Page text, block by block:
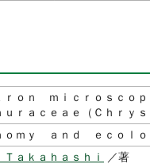
ｒｏｎ ｍｉｃｒｏｓｃ
ｒａｃｅａｅ（Ｃｈｒｙ
ｏｍｙ ａｎｄ ｅｃｏｌｏ
ａｋａｈａｓｈｉ
／著